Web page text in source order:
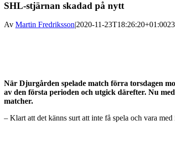
SHL-stjärnan skadad på nytt
Av Martin Fredriksson|2020-11-23T18:26:20+01:00
När Djurgården spelade match förra torsdagen
av den första perioden och utgick därefter. Nu
matcher.
– Klart att det känns surt att inte få spela och vara